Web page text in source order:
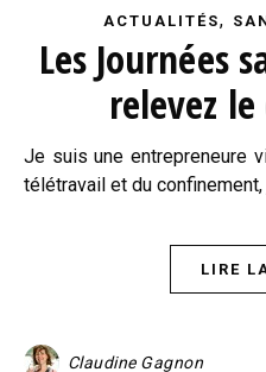
ACTUALITÉS,
Les Journées
relevez
Je suis une entrepreneure virtuelle. Cependant, à l’ère du
télétravail et du
LIRE
Claudine Gagnon